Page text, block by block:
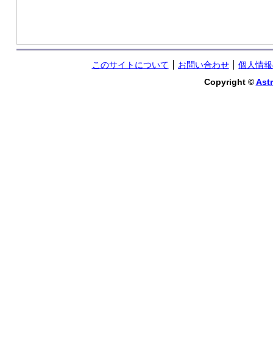
このサイトについて お問い合わせ
個人情
Copyright ©